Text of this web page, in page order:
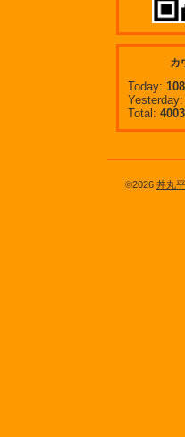
カ
Today:
Yesterday:
Total:
©2026 丼丸